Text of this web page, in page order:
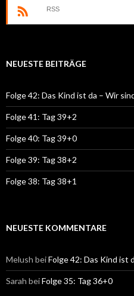
RSS
NEUESTE BEITRÄGE
Folge 42: Das Kind ist da – Wir
Folge 41: Tag 39+2
Folge 40: Tag 39+0
Folge 39: Tag 38+2
Folge 38: Tag 38+1
NEUESTE KOMMENTARE
Melush beiFolge 42: Das Kind ist
Sarah beiFolge 35: Tag 36+0